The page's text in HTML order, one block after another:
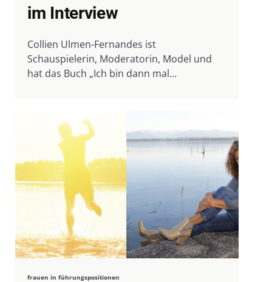
im Interview
Collien Ulmen-Fernandes ist
Schauspielerin, Moderatorin, Model und
hat das Buch „Ich bin dann mal...
frauen in führungspositionen